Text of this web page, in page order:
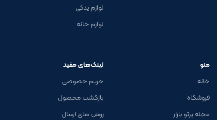
لوازم یدکی
لوازم خانه
منو
خانه
فروشگاه
مجله پرتو بازار
لینک‌های مفید
حریم خصوصی
بازگشت محصول
روش های ارسال